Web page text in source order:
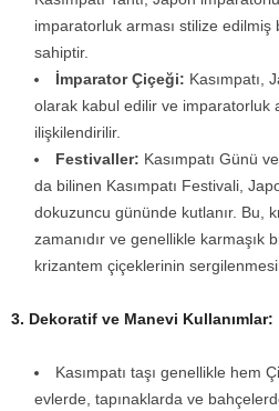
imparatorluk arması stilize edilmiş
sahiptir.
İmparator Çiçeği: Kasımpatı,
olarak kabul edilir ve imparatorluk
ilişkilendirilir.
Festivaller: Kasımpatı Günü
da bilinen Kasımpatı Festivali,
dokuzuncu gününde kutlanır. Bu,
zamanıdır ve genellikle karmaşık
krizantem çiçeklerinin
3. Dekoratif ve Manevi Kullanımlar:
Kasımpatı taşı genellikle hem
evlerde, tapınaklarda ve